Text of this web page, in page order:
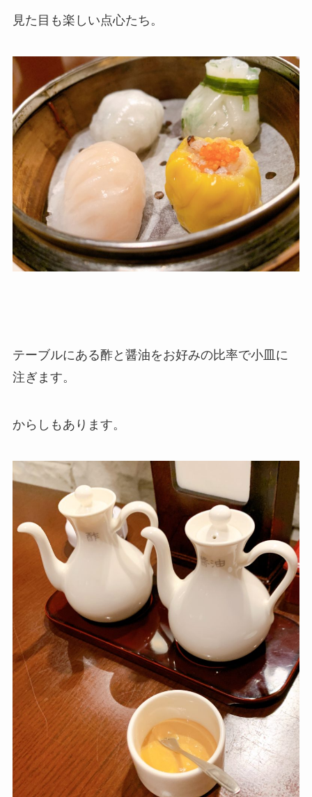
見た目も楽しい点心たち。
テーブルにある酢と醤油をお好みの比率で小皿に
注ぎます。
からしもあります。